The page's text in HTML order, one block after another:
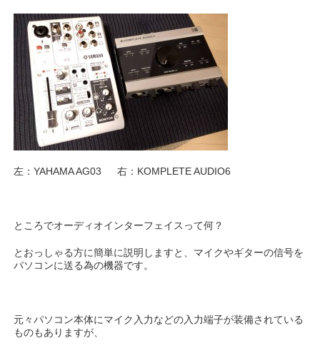
左：YAHAMA AG03 右：KOMPLETE AUDIO6
ところでオーディオインターフェイスって何？
とおっしゃる方に簡単に説明しますと、マイクやギターの信号を
パソコンに送る為の機器です。
元々パソコン本体にマイク入力などの入力端子が装備されている
ものもありますが、